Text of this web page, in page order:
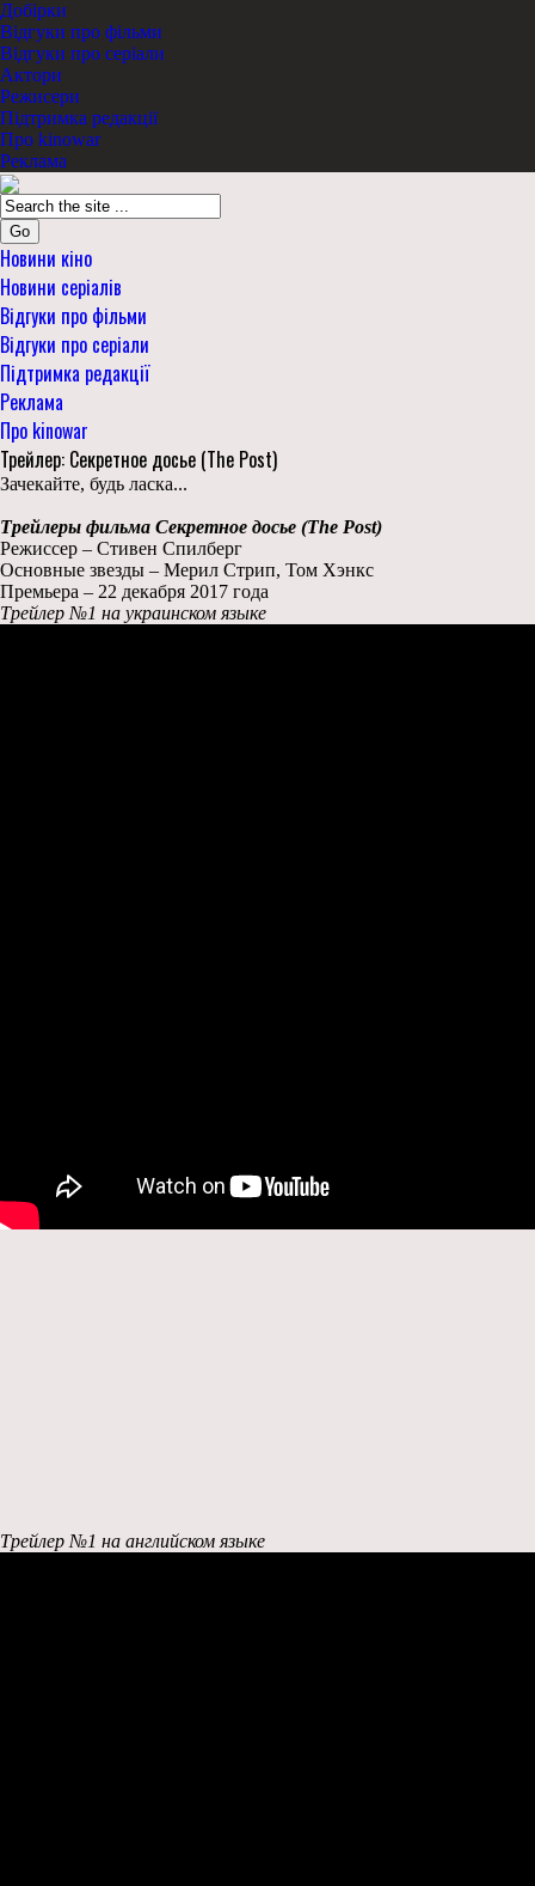
Добірки
Відгуки про фільми
Відгуки про серіали
Актори
Режисери
Підтримка редакції
Про kinowar
Реклама
Go
Новини кіно
Новини серіалів
Відгуки про фільми
Відгуки про серіали
Підтримка редакції
Реклама
Про kinowar
Трейлер: Секретное досье (The Post)
Зачекайте, будь ласка...
Трейлеры фильма Секретное досье (The Post)
Режиссер – Стивен Спилберг
Основные звезды – Мерил Стрип, Том Хэнкс
Премьера – 22 декабря 2017 года
Трейлер №1 на украинском языке
Трейлер №1 на английском языке